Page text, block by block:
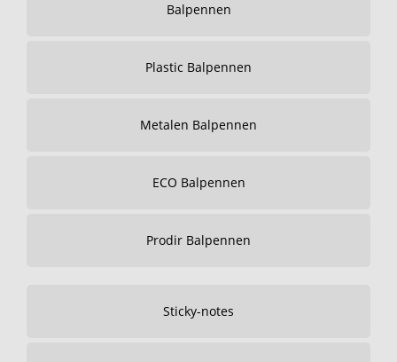
Balpennen
Plastic Balpennen
Metalen Balpennen
ECO Balpennen
Prodir Balpennen
Sticky-notes